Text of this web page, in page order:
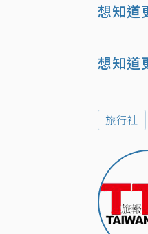
想知道
想知道
旅行社